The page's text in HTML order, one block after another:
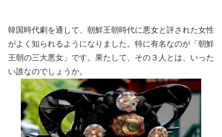
韓国時代劇を通して、朝鮮王朝時代に悪女と評された女性
がよく知られるようになりました。特に有名なのが「朝鮮
王朝の三大悪女」です。果たして、その３人とは、いった
い誰なのでしょうか。